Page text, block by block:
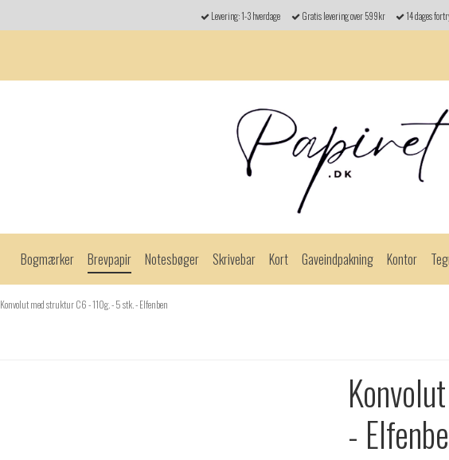
Levering: 1-3 hverdage Gratis levering over 599kr 14 dages
Bogmærker Brevpapir Notesbøger Skrivebar Kort Gaveindpakning Kontor
Konvolut med struktur C6 - 110g. - 5 stk. - Elfenben
-